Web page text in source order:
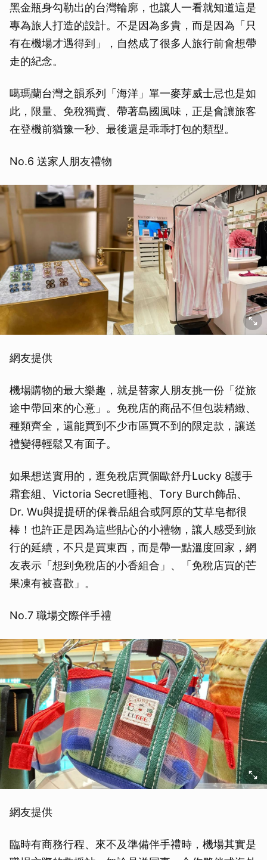
黑金瓶身勾勒出的台灣輪廓，也讓人一看就知道這是
專為旅人打造的設計。不是因為多貴，而是因為「只
有在機場才遇得到」，自然成了很多人旅行前會想帶
走的紀念。
噶瑪蘭台灣之韻系列「海洋」單一麥芽威士忌也是如
此，限量、免稅獨賣、帶著島國風味，正是會讓旅客
在登機前猶豫一秒、最後還是乖乖打包的類型。
No.6 送家人朋友禮物
網友提供
機場購物的最大樂趣，就是替家人朋友挑一份「從旅
途中帶回來的心意」。免稅店的商品不但包裝精緻、
種類齊全，還能買到不少市區買不到的限定款，讓送
禮變得輕鬆又有面子。
如果想送實用的，逛免稅店買個歐舒丹Lucky 8護手
霜套組、Victoria Secret睡袍、Tory Burch飾品、
Dr. Wu與提提研的保養品組合或阿原的艾草皂都很
棒！也許正是因為這些貼心的小禮物，讓人感受到旅
行的延續，不只是買東西，而是帶一點溫度回家，網
友表示「想到免稅店的小香組合」、「免稅店買的芒
果凍有被喜歡」。
No.7 職場交際伴手禮
網友提供
臨時有商務行程、來不及準備伴手禮時，機場其實是